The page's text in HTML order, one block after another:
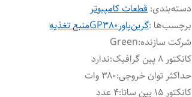
دسته‌بندی:قطعات کامپیوتر
برچسب‌ها :گرینپاورGP380منبع تغذیه
شرکت سازنده:
Green
کانکتور ۸ پین گرافیک
:ندارد
حداکثر توان خروجی:۳۸۰ وات
کانکتور ۱۵ پین ساتا
:۴ عدد